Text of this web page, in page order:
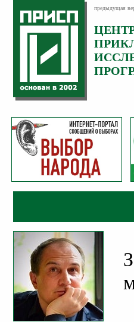
предыдущая
Категория:
Комментарии